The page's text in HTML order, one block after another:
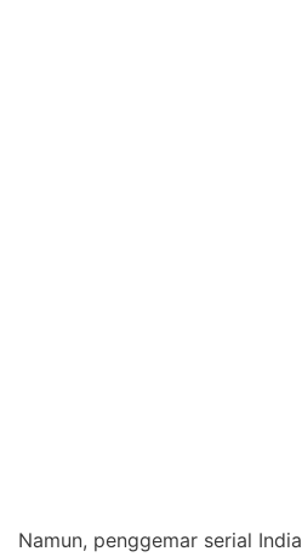
Namun, penggemar serial